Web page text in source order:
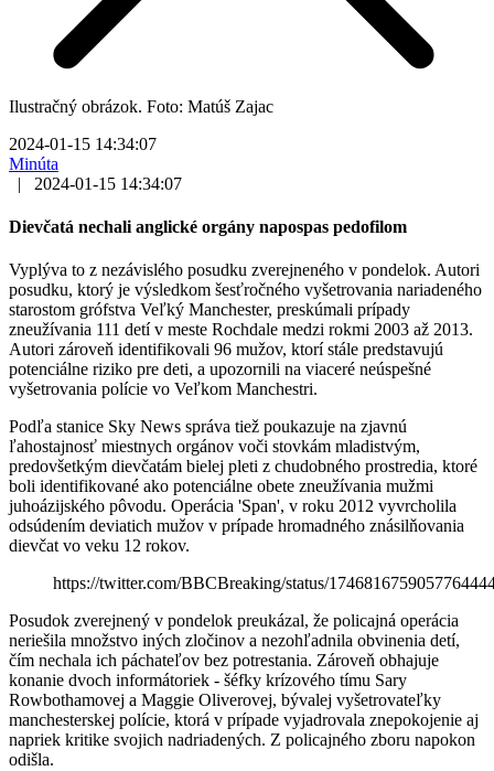
Ilustračný obrázok. Foto: Matúš Zajac
2024-01-15 14:34:07
Minúta
|
2024-01-15 14:34:07
Dievčatá nechali anglické orgány napospas pedofilom
Vyplýva to z nezávislého posudku zverejneného v pondelok. Autori
posudku, ktorý je výsledkom šesťročného vyšetrovania nariadeného
starostom grófstva Veľký Manchester, preskúmali prípady
zneužívania 111 detí v meste Rochdale medzi rokmi 2003 až 2013.
Autori zároveň identifikovali 96 mužov, ktorí stále predstavujú
potenciálne riziko pre deti, a upozornili na viaceré neúspešné
vyšetrovania polície vo Veľkom Manchestri.
Podľa stanice Sky News správa tiež poukazuje na zjavnú
ľahostajnosť miestnych orgánov voči stovkám mladistvým,
predovšetkým dievčatám bielej pleti z chudobného prostredia, ktoré
boli identifikované ako potenciálne obete zneužívania mužmi
juhoázijského pôvodu. Operácia 'Span', v roku 2012 vyvrcholila
odsúdením deviatich mužov v prípade hromadného znásilňovania
dievčat vo veku 12 rokov.
https://twitter.com/BBCBreaking/status/
Posudok zverejnený v pondelok preukázal, že policajná operácia
neriešila množstvo iných zločinov a nezohľadnila obvinenia detí,
čím nechala ich páchateľov bez potrestania. Zároveň obhajuje
konanie dvoch informátoriek - šéfky krízového tímu Sary
Rowbothamovej a Maggie Oliverovej, bývalej vyšetrovateľky
manchesterskej polície, ktorá v prípade vyjadrovala znepokojenie aj
napriek kritike svojich nadriadených. Z policajného zboru napokon
odišla.